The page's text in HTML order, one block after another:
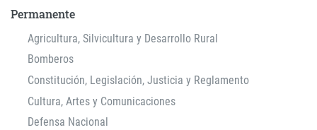
Permanente
Agricultura, Silvicultura y Desarrollo Rural
Bomberos
Constitución, Legislación, Justicia y Reglamento
Cultura, Artes y Comunicaciones
Defensa Nacional